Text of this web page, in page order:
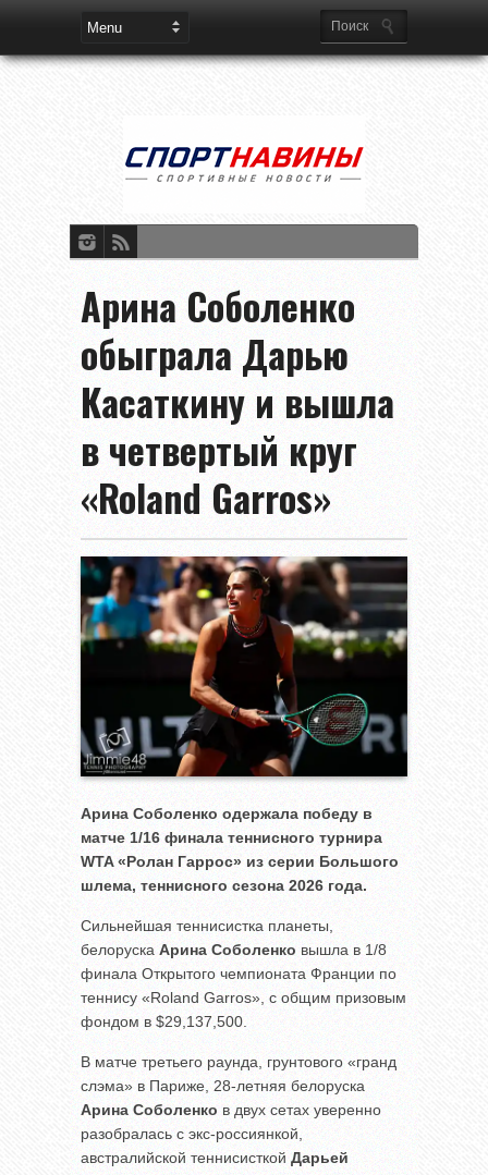
Арина Соболенко
обыграла Дарью
Касаткину и вышла
в четвертый круг
«Roland Garros»
Арина Соболенко одержала победу в
матче 1/16 финала теннисного турнира
WTA«Ролан Гаррос» из серии Большого
шлема, теннисного сезона 2026 года.
Сильнейшая теннисистка планеты,
белоруска Арина Соболенко вышла в 1/8
финала Открытого чемпионата Франции по
теннису «Roland Garros», с общим призовым
фондом в $29,137,500.
В матче третьего раунда, грунтового «гранд
слэма» в Париже, 28-летняя белоруска
Арина Соболенко в двух сетах уверенно
разобралась с экс-россиянкой,
австралийской теннисисткой Дарьей